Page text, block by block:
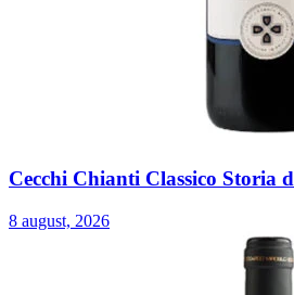
Cecchi Chianti Classico Storia
8 august, 2026